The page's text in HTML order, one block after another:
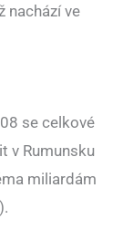
nachází ve
se celkové
v Rumunsku
miliardám